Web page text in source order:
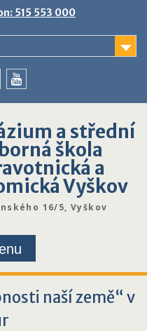
515 553 000
a střední
škola
a
Vyškov
16/5, Vyškov
naší země“ v